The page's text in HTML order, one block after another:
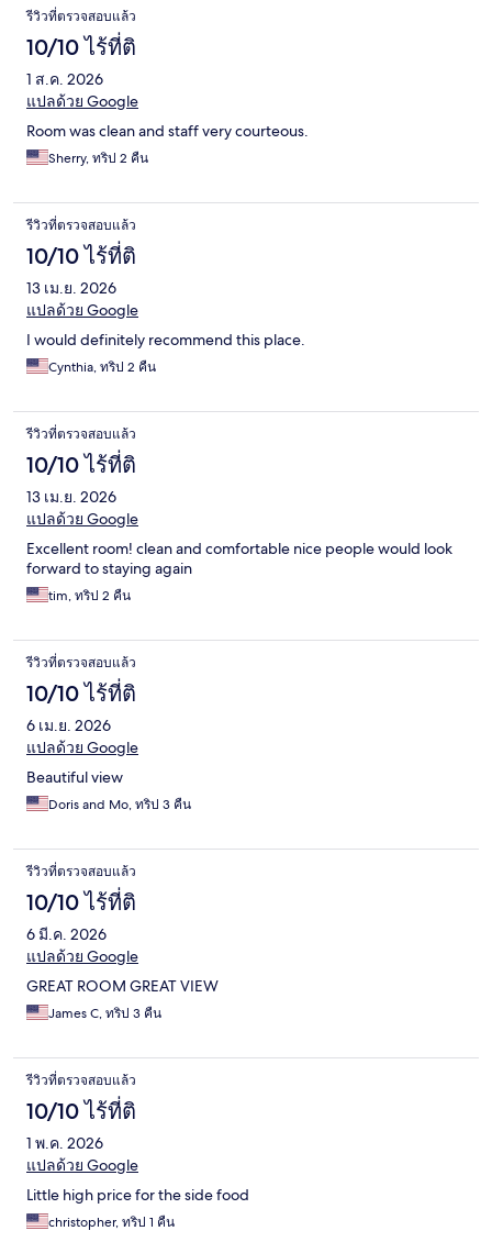
รีวิว
รีวิวที่ตรวจสอบแล้ว
10/10 ไร้ที่ติ
1 ส.ค. 2026
แปลด้วย Google
Room was clean and staff very courteous.
Sherry, ทริป 2 คืน
รีวิวที่ตรวจสอบแล้ว
10/10 ไร้ที่ติ
13 เม.ย. 2026
แปลด้วย Google
I would definitely recommend this place.
Cynthia, ทริป 2 คืน
รีวิวที่ตรวจสอบแล้ว
10/10 ไร้ที่ติ
13 เม.ย. 2026
แปลด้วย Google
Excellent room! clean and comfortable nice people would look
forward to staying again
tim, ทริป 2 คืน
รีวิวที่ตรวจสอบแล้ว
10/10 ไร้ที่ติ
6 เม.ย. 2026
แปลด้วย Google
Beautiful view
Doris and Mo, ทริป 3 คืน
รีวิวที่ตรวจสอบแล้ว
10/10 ไร้ที่ติ
6 มี.ค. 2026
แปลด้วย Google
GREAT ROOM GREAT VIEW
James C, ทริป 3 คืน
รีวิวที่ตรวจสอบแล้ว
10/10 ไร้ที่ติ
1 พ.ค. 2026
แปลด้วย Google
Little high price for the side food
christopher, ทริป 1 คืน